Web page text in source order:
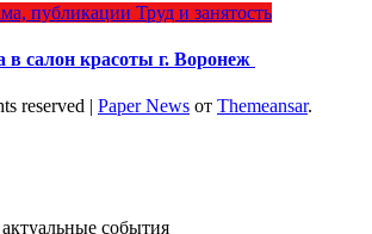
публикации Труд и занятость
салон красоты г. Воронеж
reserved | Paper News от Themeansar.
события